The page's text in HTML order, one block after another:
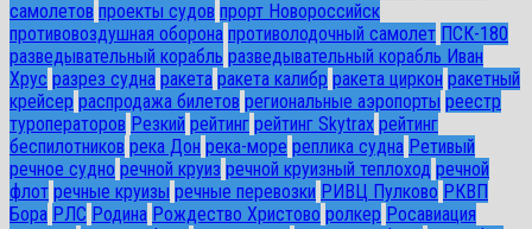
самолетов проекты судов прорт Новороссийск
противовоздушная оборона противолодочный самолет ПСК-180
разведывательный корабль разведывательный корабль Иван
Хрус разрез судна ракета ракета калибр ракета циркон ракетный
крейсер распродажа билетов региональные аэропорты реестр
туроператоров Резкий рейтинг рейтинг Skytrax рейтинг
беспилотников река Дон река-море реплика судна Ретивый
речное судно речной круиз речной круизный теплоход речной
флот речные круизы речные перевозки РИВЦ Пулково РКВП
Бора РЛС Родина Рождество Христово ролкер Росавиация